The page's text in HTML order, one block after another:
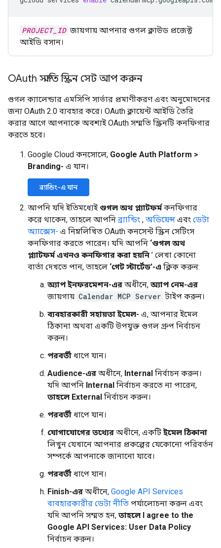
PROJECT_ID জায়গায় আপনার গুগল ক্লাউড প্রজেক্ট
আইডি বসান।
OAuth সম্মতি স্ক্রিন সেট আপ করুন
গুগল ক্যালেন্ডার এমসিপি সার্ভার প্রমাণীকরণ এবং অনুমোদনের
জন্য OAuth 2.0 ব্যবহার করে। OAuth ক্লায়েন্ট আইডি তৈরি
করার আগে আপনাকে অবশ্যই OAuth সম্মতি স্ক্রিনটি কনফিগার
করতে হবে।
Google Cloud কনসোলে, Google Auth Platform >
Branding- এ যান।
ব্র্যান্ডিং-এ যান
আপনি যদি ইতিমধ্যেইগুগল অথ প্ল্যাটফর্মকনফিগার
করে থাকেন, তাহলে আপনিব্র্যান্ডিং , অডিয়েন্স এবং ডেটা
অ্যাক্সেস- এ নিম্নলিখিত OAuth কনসেন্ট স্ক্রিন সেটিংস
কনফিগার করতে পারেন। যদি আপনি ‘গুগল অথ
প্ল্যাটফর্ম এখনও কনফিগার করা হয়নি ’ লেখা কোনো
বার্তা দেখতে পান, তাহলে ‘গেট স্টার্টেড’-এ ক্লিক করুন:
অ্যাপ ইনফরমেশন-এর অধীনে, অ্যাপ নেম-এর
জায়গায় Calendar MCP Server টাইপ করুন।
ব্যবহারকারী সহায়তা ইমেল- এ, আপনার ইমেল
ঠিকানা অথবা একটি উপযুক্ত গুগল গ্রুপ নির্বাচন
করুন।
পরবর্তী ধাপে যান।
Audience-এর অধীনে, Internal নির্বাচন করুন।
যদি আপনি Internal নির্বাচন করতে না পারেন,
তাহলে External নির্বাচন করুন।
পরবর্তী ধাপে যান।
যোগাযোগের তথ্যের অধীনে, একটি ইমেল ঠিকানা
লিখুন যেখানে আপনার প্রকল্পের যেকোনো পরিবর্তন
সম্পর্কে আপনাকে জানানো যাবে।
পরবর্তী ধাপে যান।
Finish-এর অধীনে, Google API Services
ব্যবহারকারীর ডেটা নীতি পর্যালোচনা করুন এবং
যদি আপনি সম্মত হন, তাহলে I agree to the
Google API Services: User Data Policy
নির্বাচন করুন।